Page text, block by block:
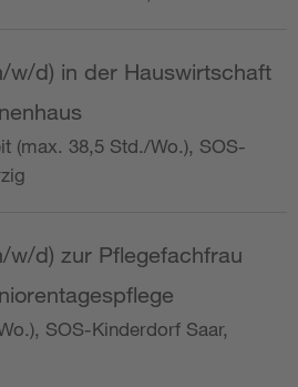
w/d) in der Hauswirtschaft
(max. 38,5 Std./Wo.), SOS-
w/d) zur Pflegefachfrau
SOS-Kinderdorf Saar,